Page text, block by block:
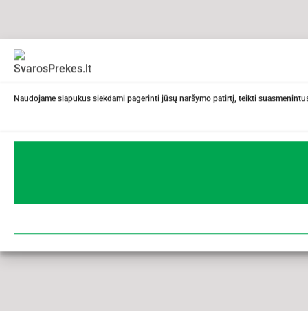
Naudojame slapukus siekdami pagerinti jūsų naršymo patirtį, teikti